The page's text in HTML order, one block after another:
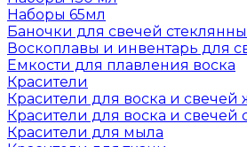
Наборы 65мл
Баночки для свечей
Воскоплавы и инвентарь для
Емкости для плавления воска
Красители
Красители для воска и
Красители для воска и свечей
Красители для мыла